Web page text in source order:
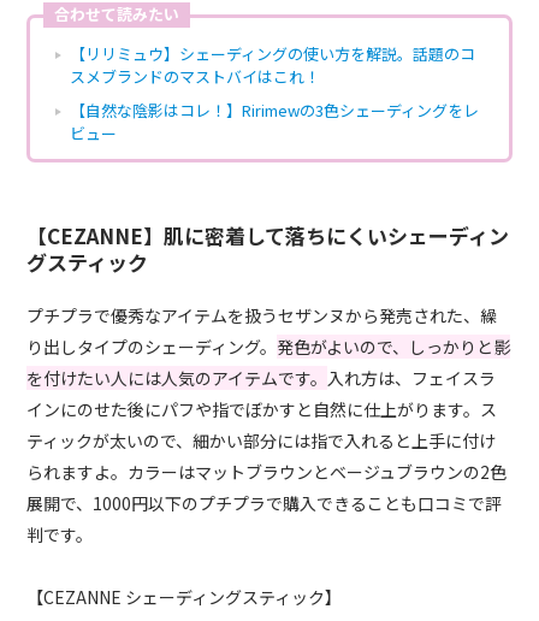
合わせて読みたい
【リリミュウ】シェーディングの使い方を解説。話題のコ
スメブランドのマストバイはこれ！
【自然な陰影はコレ！】Ririmewの3色シェーディングをレ
ビュー
【CEZANNE】肌に密着して落ちにくいシェーディン
グスティック
プチプラで優秀なアイテムを扱うセザンヌから発売された、繰
り出しタイプのシェーディング。 発色がよいので、しっかりと影
を付けたい人には人気のアイテムです。 入れ方は、フェイスラ
インにのせた後にパフや指でぼかすと自然に仕上がります。ス
ティックが太いので、細かい部分には指で入れると上手に付け
られますよ。カラーはマットブラウンとベージュブラウンの2色
展開で、1000円以下のプチプラで購入できることも口コミで評
判です。
【CEZANNE シェーディングスティック】